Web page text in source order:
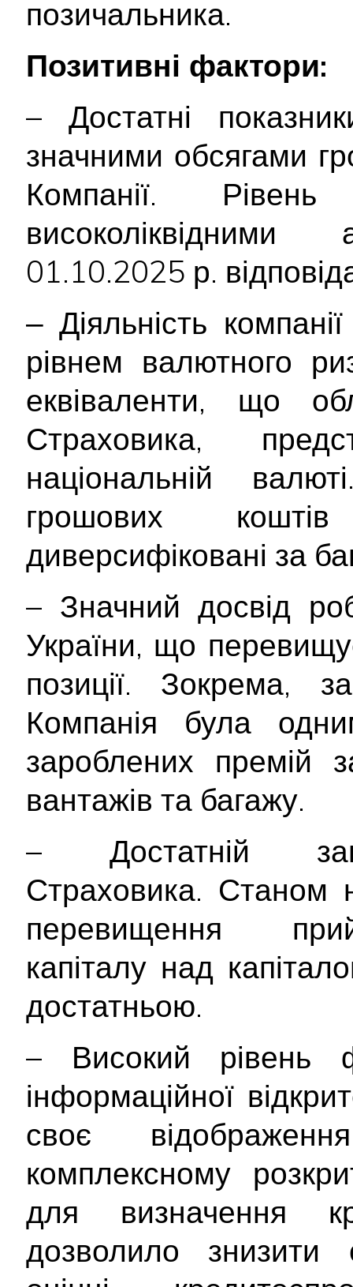
позичальника.
Позитивні фактори:
– Достатні
значними обсягами
Компанії. Рівень
01.10.2025 р.
‒ Діяльність
рівнем валютного
еквіваленти, що
Страховика,
національній
грошових
диверсифіковані за
– Значний досвід
України, що
позиції. Зокрема,
Компанія була
зароблених премій
вантажів та багажу.
– Достатній
Страховика. Станом
перевищення
капіталу над
достатньою.
– Високий рівень
інформаційної
своє
комплексному
для визначення
дозволило знизити